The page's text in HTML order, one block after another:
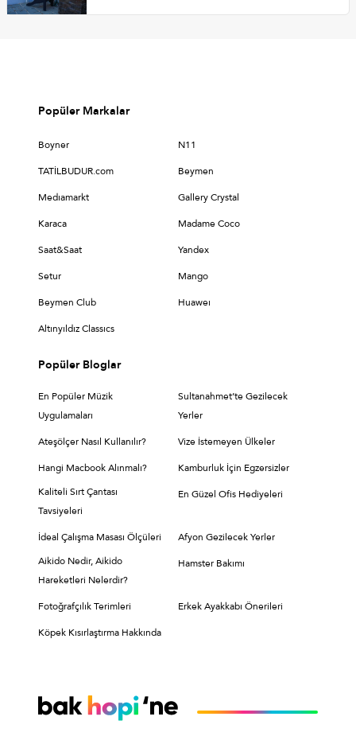
Popüler Markalar
Boyner N11
TATİLBUDUR.com Beymen
Medıamarkt Gallery Crystal
Karaca Madame Coco
Saat&Saat Yandex
Setur Mango
Beymen Club Huaweı
Altınyıldız Classıcs
Popüler Bloglar
En Popüler Müzik
Uygulamaları
Sultanahmet’te Gezilecek
Yerler
Ateşölçer Nasıl Kullanılır? Vize İstemeyen Ülkeler
Hangi Macbook Alınmalı?
Kamburluk İçin Egzersizler
Kaliteli Sırt Çantası
Tavsiyeleri
En Güzel Ofis Hediyeleri
İdeal Çalışma Masası Ölçüleri
Afyon Gezilecek Yerler
Aikido Nedir, Aikido
Hareketleri Nelerdir?
Hamster Bakımı
Fotoğrafçılık Terimleri Erkek Ayakkabı Önerileri
Köpek Kısırlaştırma Hakkında